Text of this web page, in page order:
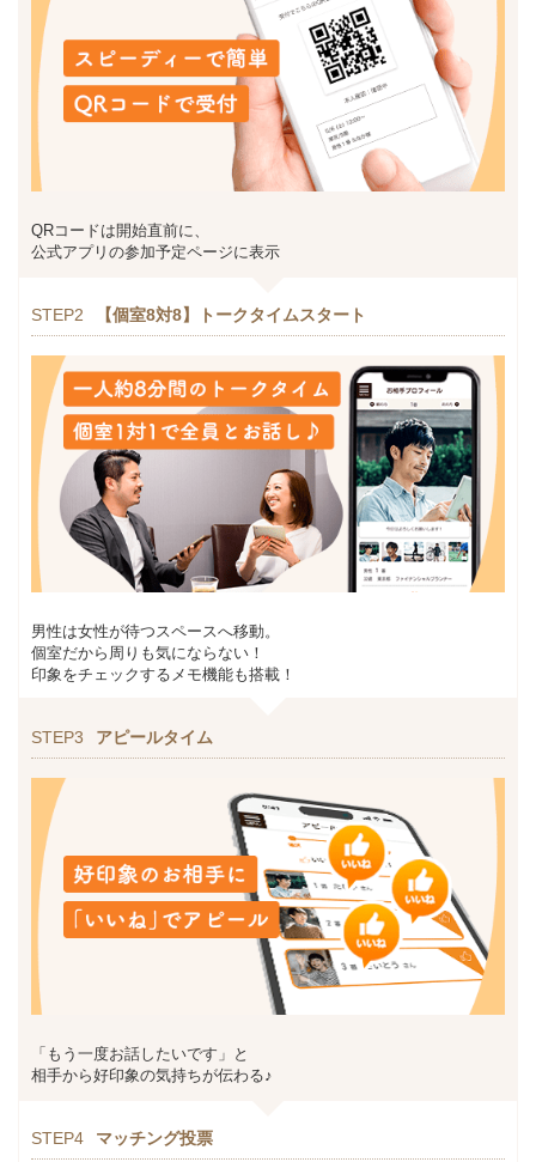
QRコードは開始直前に、
公式アプリの参加予定ページに表示
STEP2 【個室8対8】トークタイムスタート
男性は女性が待つスペースへ移動。
個室だから周りも気にならない！
印象をチェックするメモ機能も搭載！
STEP3 アピールタイム
「もう一度お話したいです」と
相手から好印象の気持ちが伝わる♪
STEP4 マッチング投票